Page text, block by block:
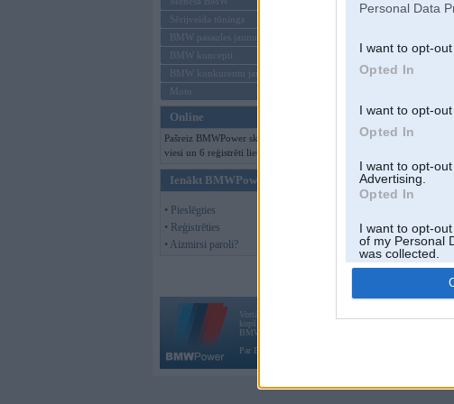
Personal Data
I want to opt-
Opted In
I want to opt-
Opted In
I want to opt-
Advertising.
Opted In
I want to opt-
of my Personal
was collected.
Opted Out
Sērijveida tūnings
BMW pasaules jaunumi
BMW koncepti
BMW konkurentu jaunumi
Moto
Online
Pašreiz BMWPower skatās 119
viesi un 6 reģistrēti lietotāji.
Ienākt BMWPower
• Pieslēgties
• Reģistrēties
• Aizmirsi paroli?
Vortāls BMWPower.lv darbojas
kopš 2002. gada 14. maija. Tas nav auto klubs un nav
BMW AG.
Par BMWPower